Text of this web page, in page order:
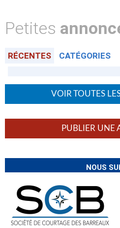
Petites
RÉCENTES CATÉGORIES
VOIR TOUTES
PUBLIER UNE
NOUS